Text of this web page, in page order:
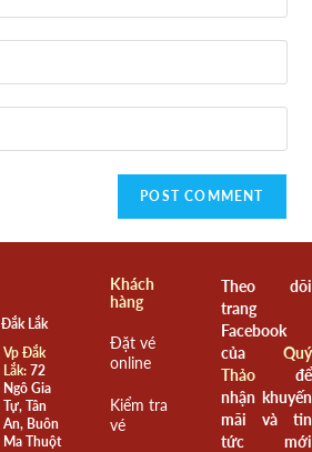
Lắk
Vp Đắk
Lắk:72
Ngô Gia
Tự, Tân
An, Buôn
Ma Thuột
Khách
hàng
Đặt vé
online
Kiểm tra
vé
Theo dõi
trang
Facebook
của Quý
Thảođể
nhận khuyến
mãi và tin
tức mới